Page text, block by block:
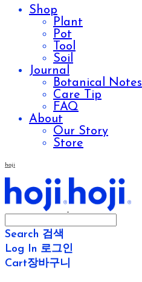
Shop
Plant
Pot
Tool
Soil
Journal
Botanical Notes
Care Tip
FAQ
About
Our Story
Store
hoji
Search 검색
Log In 로그인
Cart장바구니